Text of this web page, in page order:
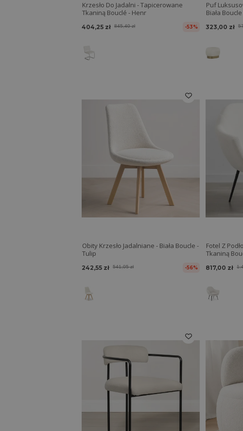
Krzesło Do Jadalni - Tapicerowane
Tkaniną Bouclé - Henr
404,25 zł 845,40 zł -53%
Puf
Biała
323,00 zł
Obity Krzesło Jadalniane - Biała Boucle -
Tulip
242,55 zł 541,05 zł -56%
Fotel Z
Tkaniną
817,00 zł